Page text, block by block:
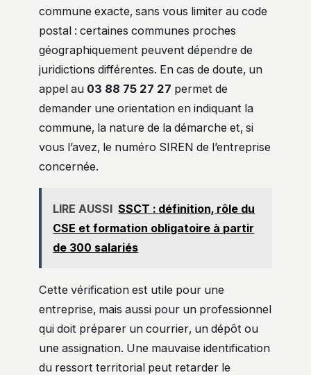
commune exacte, sans vous limiter au code
postal : certaines communes proches
géographiquement peuvent dépendre de
juridictions différentes. En cas de doute, un
appel au 03 88 75 27 27 permet de
demander une orientation en indiquant la
commune, la nature de la démarche et, si
vous l’avez, le numéro SIREN de l’entreprise
concernée.
LIRE AUSSI SSCT : définition, rôle du
CSE et formation obligatoire à partir
de 300 salariés
Cette vérification est utile pour une
entreprise, mais aussi pour un professionnel
qui doit préparer un courrier, un dépôt ou
une assignation. Une mauvaise identification
du ressort territorial peut retarder le